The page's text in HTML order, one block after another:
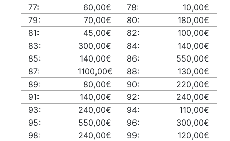
77:
60,00€ 78:
10,00€
79:
70,00€ 80:
180,00€
81:
45,00€ 82:
100,00€
83:
300,00€ 84:
140,00€
85:
140,00€ 86:
550,00€
87:
1100,00€ 88:
130,00€
89:
80,00€ 90:
220,00€
91:
140,00€ 92:
240,00€
93:
240,00€ 94:
110,00€
95:
550,00€ 96:
300,00€
98:
240,00€ 99:
120,00€